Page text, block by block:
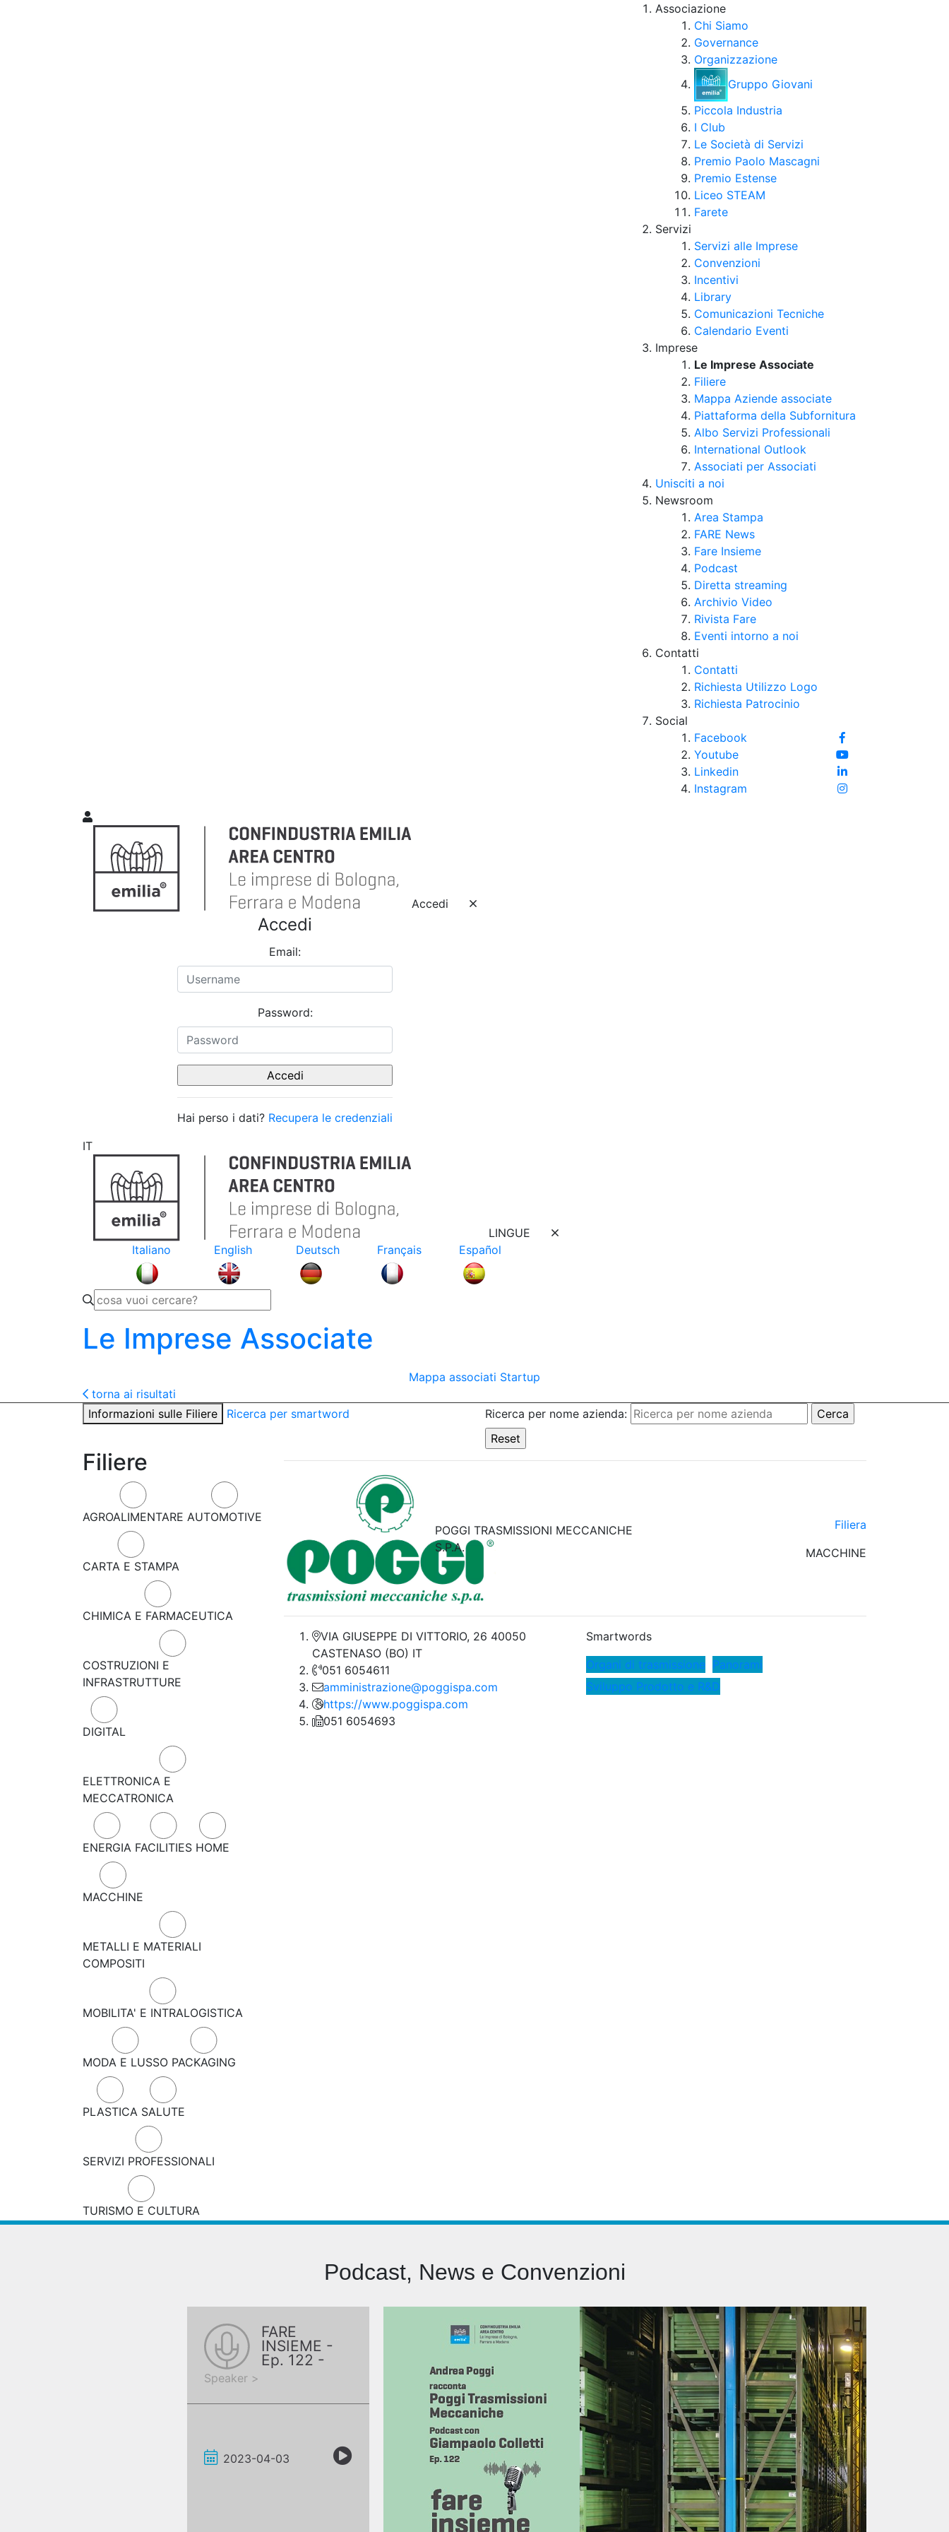
Associazione
Chi Siamo
Governance
Organizzazione
Gruppo Giovani
Piccola Industria
I Club
Le Società di Servizi
Premio Paolo Mascagni
Premio Estense
Liceo STEAM
Farete
Servizi
Servizi alle Imprese
Convenzioni
Incentivi
Library
Comunicazioni Tecniche
Calendario Eventi
Imprese
Le Imprese Associate
Filiere
Mappa Aziende associate
Piattaforma della Subfornitura
Albo Servizi Professionali
International Outlook
Associati per Associati
Unisciti a noi
Newsroom
Area Stampa
FARE News
Fare Insieme
Podcast
Diretta streaming
Archivio Video
Rivista Fare
Eventi intorno a noi
Contatti
Contatti
Richiesta Utilizzo Logo
Richiesta Patrocinio
Social
Facebook
Youtube
Linkedin
Instagram
Accedi
Accedi
Email:
Password:
Hai perso i dati? Recupera le credenziali
IT
LINGUE
Italiano
English Deutsch Français Español
Le Imprese Associate
Mappa associati Startup
torna ai risultati
Informazioni sulle Filiere
Ricerca per smartword Ricerca per nome azienda:
Filiere
AGROALIMENTARE AUTOMOTIVE
CARTA E STAMPA
CHIMICA E FARMACEUTICA
COSTRUZIONI E
INFRASTRUTTURE
DIGITAL
ELETTRONICA E
MECCATRONICA
ENERGIA FACILITIES HOME
MACCHINE
METALLI E MATERIALI
COMPOSITI
MOBILITA' E INTRALOGISTICA
MODA E LUSSO PACKAGING
PLASTICA SALUTE
SERVIZI PROFESSIONALI
TURISMO E CULTURA
POGGI TRASMISSIONI MECCANICHE
S.P.A.
Filiera
MACCHINE
VIA GIUSEPPE DI VITTORIO, 26 40050
CASTENASO (BO) IT
051 6054611
amministrazione@poggispa.com
https://www.poggispa.com
051 6054693
Smartwords
Organi di trasmissione Panorami
Sviluppo Prodotto e R&D
Podcast, News e Convenzioni
FARE
INSIEME -
Ep. 122 -
Meccaniche
Speaker >
2023-04-03